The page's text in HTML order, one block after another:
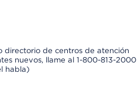
directorio de centros de atención
nuevos, llame al 1-800-813-
habla)